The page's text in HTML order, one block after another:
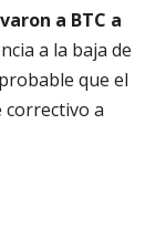
a BTC a
a la baja de
que el
a